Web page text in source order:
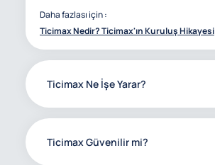
Daha fazlası için :
Ticimax Nedir? Ticimax'ın Kuruluş Hikayesi
Ticimax Ne İşe Yarar?
Ticimax Güvenilir mi?